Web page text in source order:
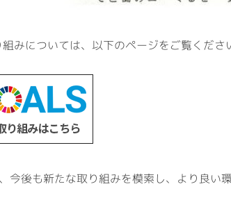
みについては、以下のページをご覧くださ
今後も新たな取り組みを模索し、より良い